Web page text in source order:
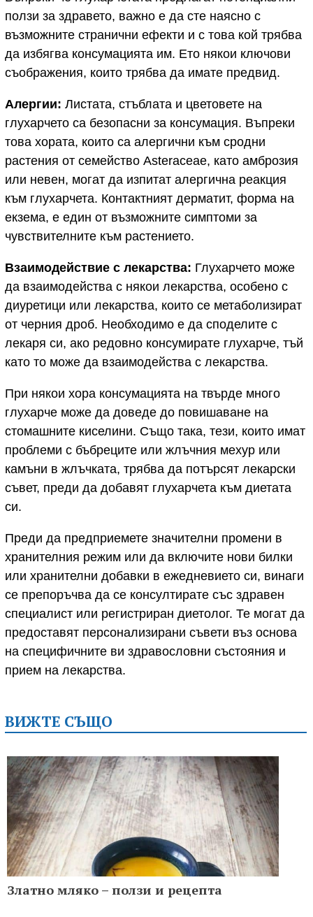
ползи за здравето, важно е да сте наясно с
възможните странични ефекти и с това кой трябва
да избягва консумацията им. Ето някои ключови
съображения, които трябва да имате предвид.
Алергии: Листата, стъблата и цветовете на
глухарчето са безопасни за консумация. Въпреки
това хората, които са алергични към сродни
растения от семейство Asteraceae, като амброзия
или невен, могат да изпитат алергична реакция
към глухарчета. Контактният дерматит, форма на
екзема, е един от възможните симптоми за
чувствителните към растението.
Взаимодействие с лекарства: Глухарчето може
да взаимодейства с някои лекарства, особено с
диуретици или лекарства, които се метаболизират
от черния дроб. Необходимо е да споделите с
лекаря си, ако редовно консумирате глухарче, тъй
като то може да взаимодейства с лекарства.
При някои хора консумацията на твърде много
глухарче може да доведе до повишаване на
стомашните киселини. Също така, тези, които имат
проблеми с бъбреците или жлъчния мехур или
камъни в жлъчката, трябва да потърсят лекарски
съвет, преди да добавят глухарчета към диетата
си.
Преди да предприемете значителни промени в
хранителния режим или да включите нови билки
или хранителни добавки в ежедневието си, винаги
се препоръчва да се консултирате със здравен
специалист или регистриран диетолог. Те могат да
предоставят персонализирани съвети въз основа
на специфичните ви здравословни състояния и
прием на лекарства.
ВИЖТЕ СЪЩО
Златно мляко – ползи и рецепта